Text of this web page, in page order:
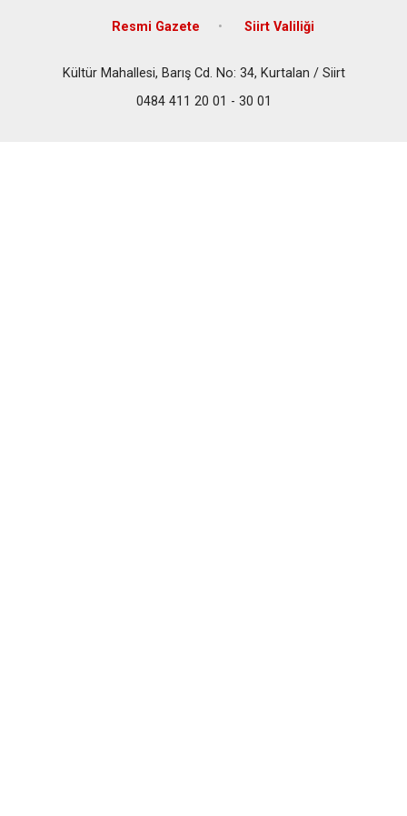
Resmi Gazete Siirt Valiliği
Kültür Mahallesi, Barış Cd. No: 34, Kurtalan / Siirt
0484 411 20 01 - 30 01